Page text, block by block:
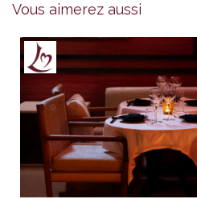
Vous aimerez aussi